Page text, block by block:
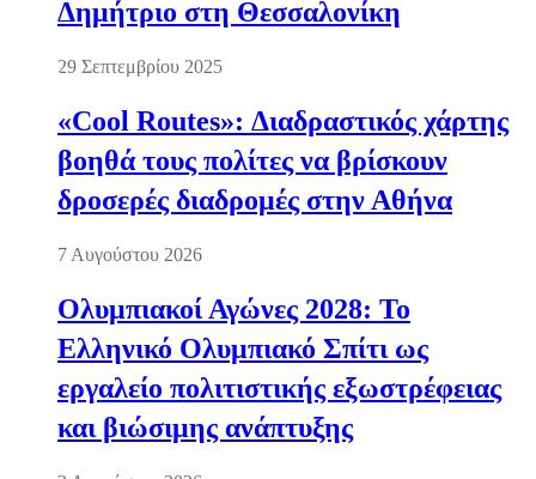
Δημήτριο στη Θεσσαλονίκη
29 Σεπτεμβρίου 2025
«Cool Routes»: Διαδραστικός χάρτης
βοηθά τους πολίτες να βρίσκουν
δροσερές διαδρομές στην Αθήνα
7 Αυγούστου 2026
Ολυμπιακοί Αγώνες 2028: Το
Ελληνικό Ολυμπιακό Σπίτι ως
εργαλείο πολιτιστικής εξωστρέφειας
και βιώσιμης ανάπτυξης